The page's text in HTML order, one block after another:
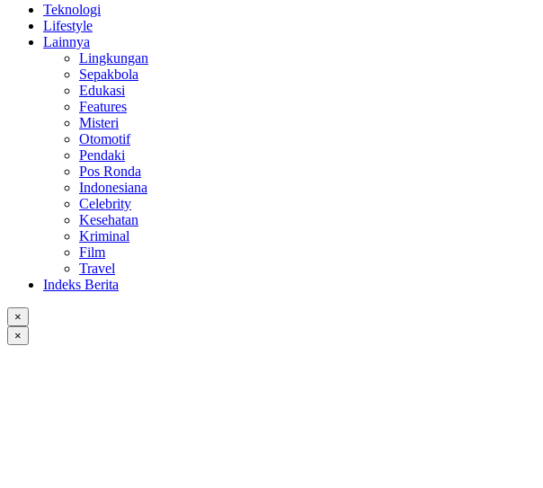
Teknologi
Lifestyle
Lainnya
Lingkungan
Sepakbola
Edukasi
Features
Misteri
Otomotif
Pendaki
Pos Ronda
Indonesiana
Celebrity
Kesehatan
Kriminal
Film
Travel
Indeks Berita
×
×